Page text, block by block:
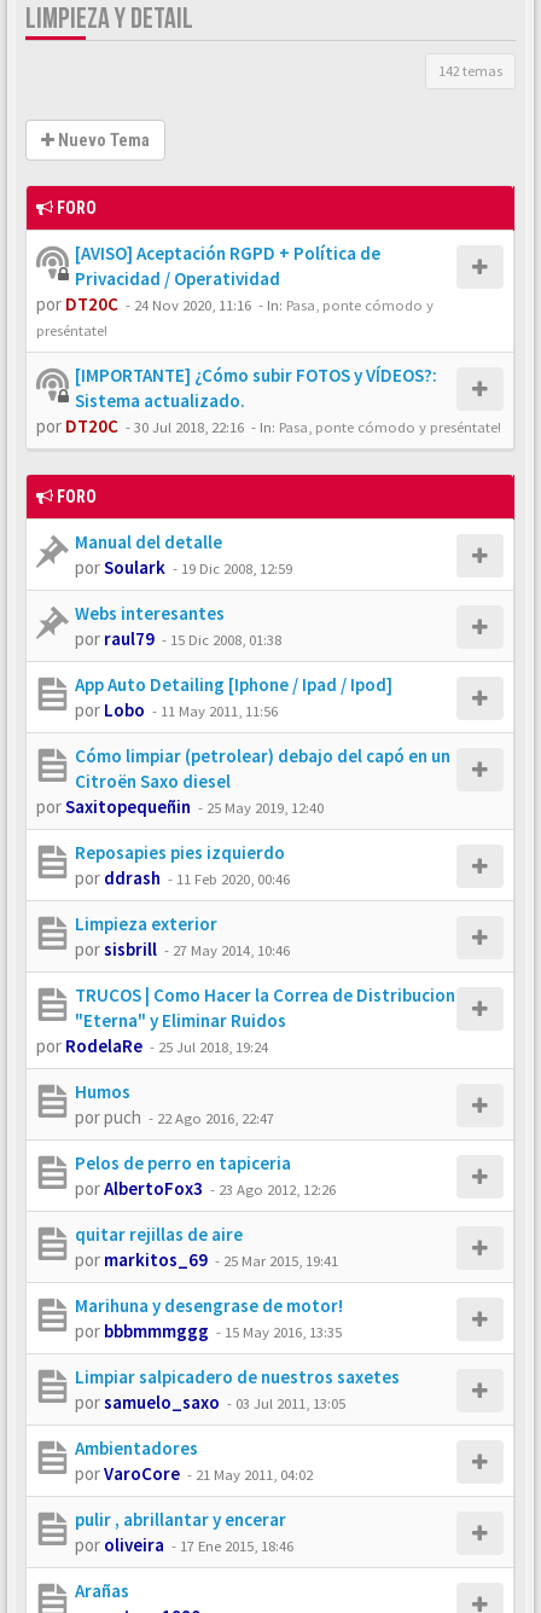
LIMPIEZA Y DETAIL
142 temas
Nuevo Tema
FORO
[AVISO] Aceptación RGPD + Política de
Privacidad / Operatividad
por DT20C - 24 Nov 2020, 11:16 - In: Pasa, ponte cómodo y
preséntate!
[IMPORTANTE] ¿Cómo subir FOTOS y VÍDEOS?:
Sistema actualizado.
por DT20C -30 Jul 2018, 22:16 - In: Pasa, ponte cómodo y preséntate!
FORO
Manual del detalle
porSoulark - 19 Dic 2008, 12:59
Webs interesantes
por raul79 - 15 Dic 2008, 01:38
App Auto Detailing [Iphone / Ipad / Ipod]
por Lobo - 11 May 2011, 11:56
Cómo limpiar (petrolear) debajo del capó en un
Citroën Saxo diesel
porSaxitopequeñin - 25 May 2019, 12:40
Reposapies pies izquierdo
por ddrash - 11 Feb 2020, 00:46
Limpieza exterior
porsisbrill - 27 May 2014, 10:46
TRUCOS | Como Hacer la Correa de Distribucion
"Eterna" y Eliminar Ruidos
por RodelaRe - 25 Jul 2018, 19:24
Humos
porpuch - 22 Ago 2016, 22:47
Pelos de perro en tapiceria
porAlbertoFox3 - 23 Ago 2012, 12:26
quitar rejillas de aire
por markitos_69 - 25 Mar 2015, 19:41
Marihuna y desengrase de motor!
por bbbmmmggg - 15 May 2016, 13:35
Limpiar salpicadero de nuestros saxetes
porsamuelo_saxo - 03 Jul 2011, 13:05
Ambientadores
porVaroCore - 21 May 2011, 04:02
pulir , abrillantar y encerar
por oliveira - 17 Ene 2015, 18:46
Arañas